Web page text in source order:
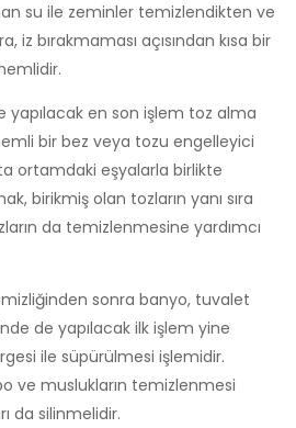
su ile zeminler temizlendikten ve
iz bırakmaması açısından kısa bir
yapılacak en son işlem toz alma
bir bez veya tozu engelleyici
ortamdaki eşyalarla birlikte
birikmiş olan tozların yanı sıra
da temizlenmesine yardımcı
sonra banyo, tuvalet
de yapılacak ilk işlem yine
ile süpürülmesi işlemidir.
ve muslukların temizlenmesi
da silinmelidir.